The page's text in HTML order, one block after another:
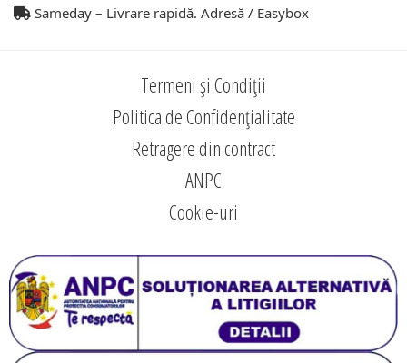
Sameday – Livrare rapidă. Adresă / Easybox
Termeni și Condiții
Politica de Confidențialitate
Retragere din contract
ANPC
Cookie-uri